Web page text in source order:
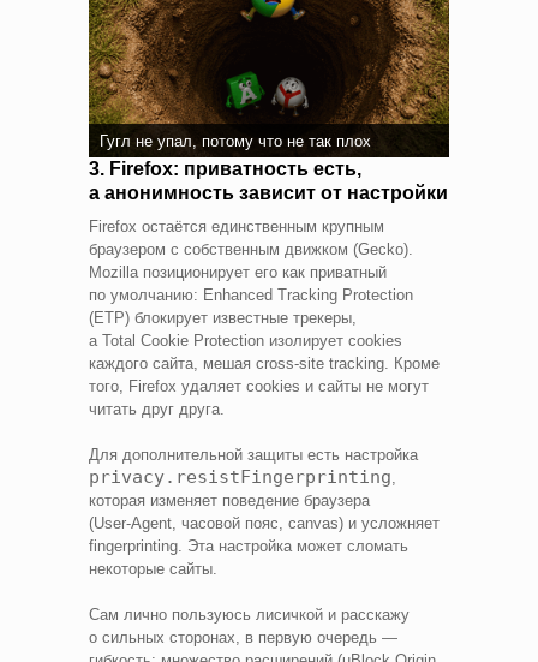
Гугл не упал, потому что не так плох
3. Firefox: приватность есть,
а анонимность зависит от настройки
Firefox остаётся единственным крупным
браузером с собственным движком (Gecko).
Mozilla позиционирует его как приватный
по умолчанию: Enhanced Tracking Protection
(ETP) блокирует известные трекеры,
а Total Cookie Protection изолирует cookies
каждого сайта, мешая cross‑site tracking. Кроме
того, Firefox удаляет cookies и сайты не могут
читать друг друга.
Для дополнительной защиты есть настройка
privacy.resistFingerprinting,
которая изменяет поведение браузера
(User‑Agent, часовой пояс, canvas) и усложняет
fingerprinting. Эта настройка может сломать
некоторые сайты.
Сам лично пользуюсь лисичкой и расскажу
о сильных сторонах, в первую очередь —